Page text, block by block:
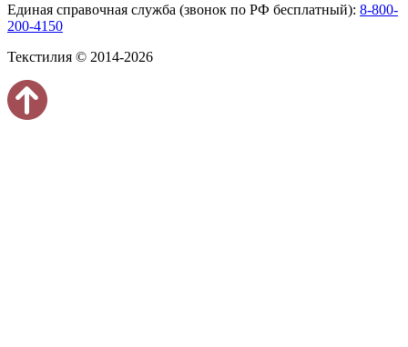
Единая справочная служба (звонок по РФ бесплатный): 8-800-
200-4150
Текстилия © 2014-2026